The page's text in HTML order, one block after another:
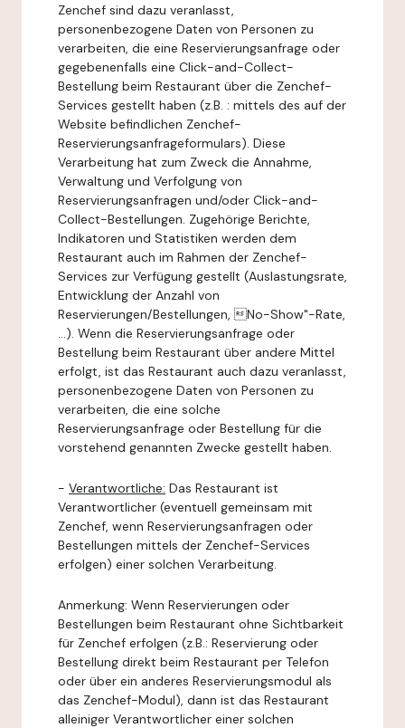
Zenchef sind dazu veranlasst,
personenbezogene Daten von Personen zu
verarbeiten, die eine Reservierungsanfrage oder
gegebenenfalls eine Click-and-Collect-
Bestellung beim Restaurant über die Zenchef-
Services gestellt haben (z.B. : mittels des auf der
Website befindlichen Zenchef-
Reservierungsanfrageformulars). Diese
Verarbeitung hat zum Zweck die Annahme,
Verwaltung und Verfolgung von
Reservierungsanfragen und/oder Click-and-
Collect-Bestellungen. Zugehörige Berichte,
Indikatoren und Statistiken werden dem
Restaurant auch im Rahmen der Zenchef-
Services zur Verfügung gestellt (Auslastungsrate,
Entwicklung der Anzahl von
Reservierungen/Bestellungen, No-Show"-Rate,
...). Wenn die Reservierungsanfrage oder
Bestellung beim Restaurant über andere Mittel
erfolgt, ist das Restaurant auch dazu veranlasst,
personenbezogene Daten von Personen zu
verarbeiten, die eine solche
Reservierungsanfrage oder Bestellung für die
vorstehend genannten Zwecke gestellt haben.
- Verantwortliche: Das Restaurant ist
Verantwortlicher (eventuell gemeinsam mit
Zenchef, wenn Reservierungsanfragen oder
Bestellungen mittels der Zenchef-Services
erfolgen) einer solchen Verarbeitung.
Anmerkung: Wenn Reservierungen oder
Bestellungen beim Restaurant ohne Sichtbarkeit
für Zenchef erfolgen (z.B.: Reservierung oder
Bestellung direkt beim Restaurant per Telefon
oder über ein anderes Reservierungsmodul als
das Zenchef-Modul), dann ist das Restaurant
alleiniger Verantwortlicher einer solchen